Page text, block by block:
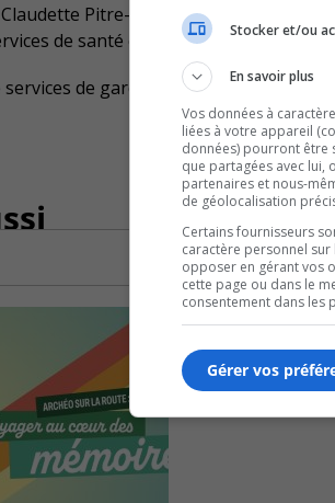
Pitre-Robin, a rappelé que
de santé et les besoins de
services de garde à but non lucratif.
Stocker et/ou
En savoir plus
Vos données à
liées à votre appareil
données) pourront être
que partagées avec lui,
partenaires et nous-
de géolocalisation
Certains fournisseurs
caractère personnel
opposer en gérant vos
cette page ou dans le
consentement dans les
Gérer vos